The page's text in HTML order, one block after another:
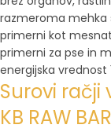
razmeroma mehka
primerni kot
primerni za pse in
energijska vrednost
Surovi
KB RAW